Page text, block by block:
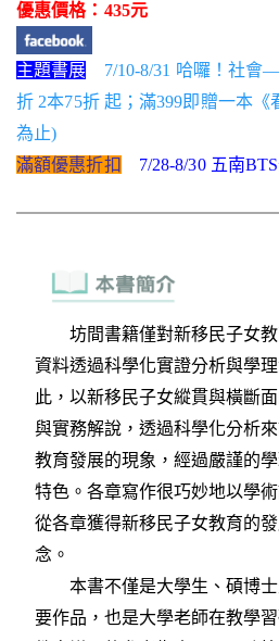
優惠價格：435元
主題書展
7/10-8/31 哈囉！社
折 2本75折 起；滿399即贈一本
為止)
滿額優惠折扣
7/28-8/30 五南